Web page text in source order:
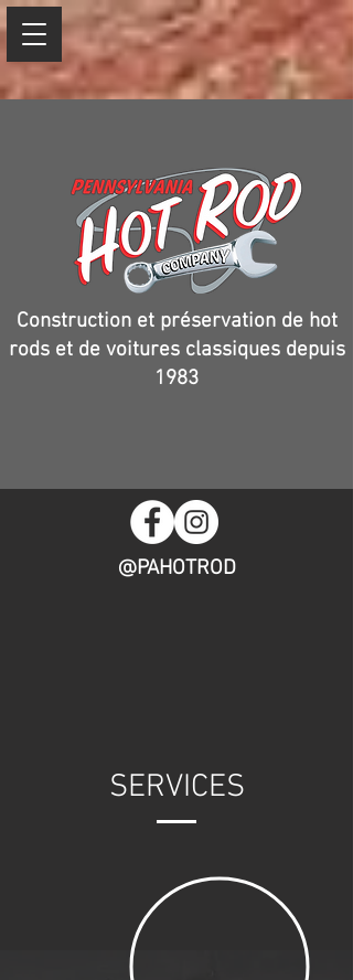
Construction et préservation de hot
rods et de voitures classiques depuis
1983
@PAHOTROD
SERVICES